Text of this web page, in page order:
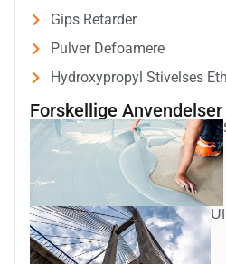
Gips Retarder
Pulver Defoamere
Hydroxypropyl Stivelses
Forskellige Anvendelser